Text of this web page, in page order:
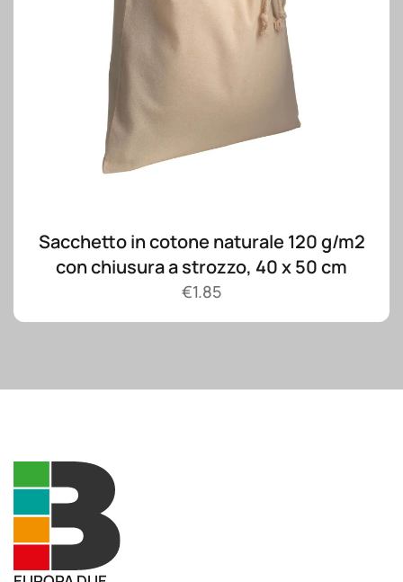
Sacchetto in cotone naturale 120 g/m2
con chiusura a strozzo, 40 x 50 cm
€1.85